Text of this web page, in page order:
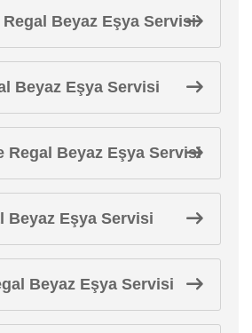
Beyaz Eşya Servisi
Beyaz Eşya Servisi
Regal Beyaz Eşya Servisi
Beyaz Eşya Servisi
Beyaz Eşya Servisi